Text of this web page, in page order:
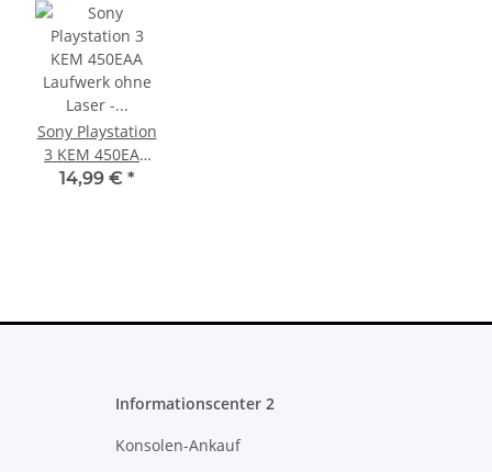
Sony Playstation
3 KEM 450EAA
Laufwerk ohne
14,99 € *
Informationscenter 2
Konsolen-Ankauf